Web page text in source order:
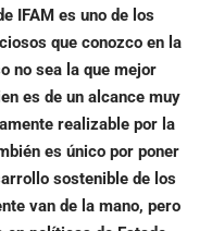
IFAM es uno de los
que conozco en la
no sea la que mejor
es de un alcance muy
realizable por la
es único por poner
sostenible de los
van de la mano, pero